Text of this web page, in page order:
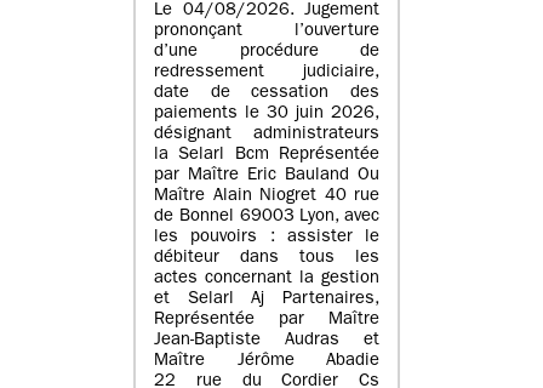
Le 04/08/2026. Jugement
prononçant l’ouverture
d’une procédure de
redressement judiciaire,
date de cessation des
paiements le 30 juin 2026,
désignant administrateurs
la Selarl Bcm Représentée
par Maître Eric Bauland Ou
Maître Alain Niogret 40 rue
de Bonnel 69003 Lyon, avec
les pouvoirs : assister le
débiteur dans tous les
actes concernant la gestion
et Selarl Aj Partenaires,
Représentée par Maître
Jean-Baptiste Audras et
Maître Jérôme Abadie
22 rue du Cordier Cs